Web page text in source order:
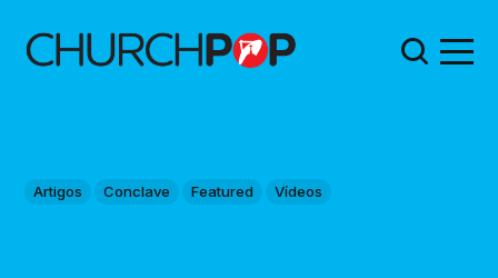
Artigos Conclave Featured Vídeos